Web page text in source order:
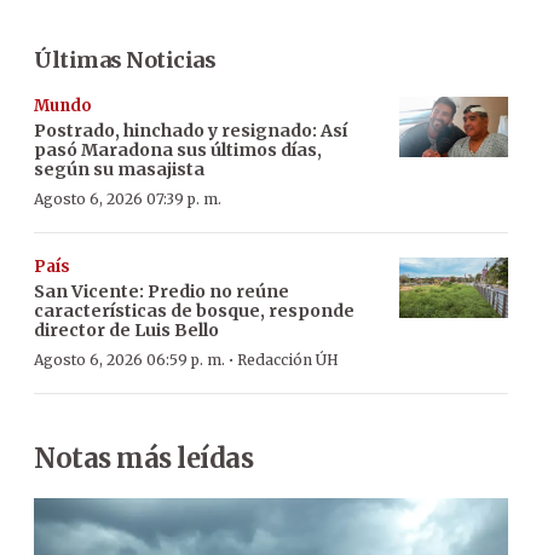
Últimas Noticias
Mundo
Postrado, hinchado y resignado: Así
pasó Maradona sus últimos días,
según su masajista
Agosto 6, 2026 07:39 p. m.
País
San Vicente: Predio no reúne
características de bosque, responde
director de Luis Bello
Agosto 6, 2026 06:59 p. m. · Redacción ÚH
Notas más leídas